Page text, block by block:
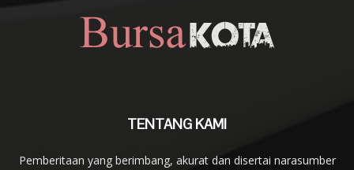
TENTANG KAMI
Pemberitaan yang berimbang, akurat dan disertai narasumber